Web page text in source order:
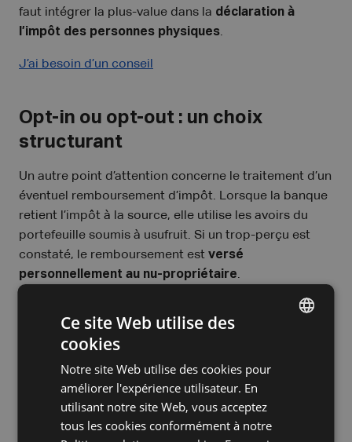
faut intégrer la plus-value dans la déclaration à
l’impôt des personnes physiques.
J’ai besoin d’un conseil
Opt-in ou opt-out : un choix
structurant
Un autre point d’attention concerne le traitement d’un
éventuel remboursement d’impôt. Lorsque la banque
retient l’impôt à la source, elle utilise les avoirs du
portefeuille soumis à usufruit. Si un trop-perçu est
constaté, le remboursement est versé
personnellement au nu-propriétaire.
Cette situation peut susciter des questions pratiques
ou financières au sein des familles. Il est possible
d’opter pour unopt-out
à la source n’est effectuée. Le nu-propriétaire déclare
lui-même la plus-value et paie l’impôt.
Ce choix peut s’avérer fiscalement plus intéressant,
mais implique souvent un
financement de l’impôt
FRENCH
Ce site Web utilise des
cookies
Notre site Web utilise des cookies pour
améliorer l'expérience utilisateur. En
utilisant notre site Web, vous acceptez
tous les cookies conformément à notre